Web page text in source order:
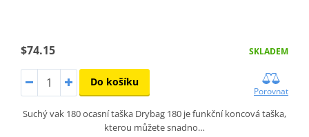
$74.15 SKLADEM
Do košíku
Porovnat
Suchý vak 180 ocasní taška Drybag 180 je funkční koncová taška,
kterou můžete snadno…